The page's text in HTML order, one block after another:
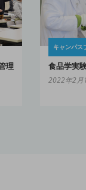
理
キャンパス
食品学実
2022年2月